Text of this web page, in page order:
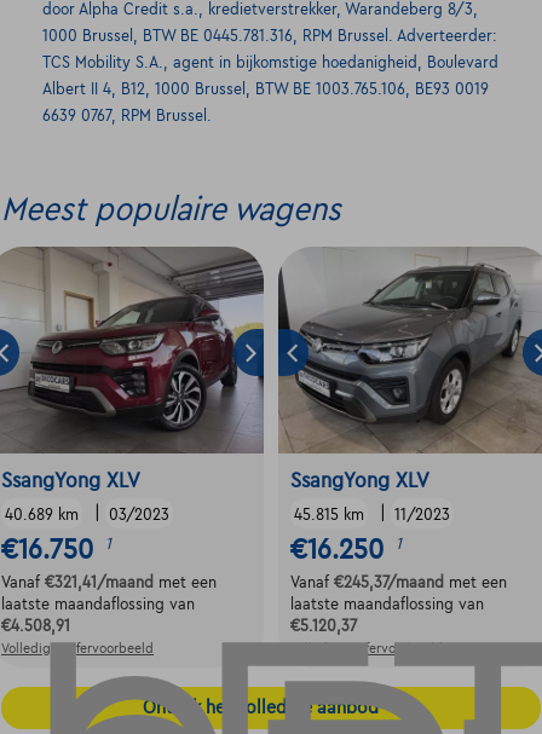
door Alpha Credit s.a., kredietverstrekker, Warandeberg 8/3,
1000 Brussel, BTW BE 0445.781.316, RPM Brussel. Adverteerder:
TCS Mobility S.A., agent in bijkomstige hoedanigheid, Boulevard
Albert II 4, B12, 1000 Brussel, BTW BE 1003.765.106, BE93 0019
6639 0767, RPM Brussel.
Meest populaire wagens
SsangYong XLV
40.689 km 03/2023
€16.750 1
Vanaf €321,41 /maand met een
laatste maandaflossing van
€4.508,91
Volledige cijfervoorbeeld
SsangYong XLV
45.815 km 11/2023
€16.250 1
Vanaf €245,37/maand met een
laatste maandaflossing van
€5.120,37
Volledige cijfervoorbeeld
Ontdek het volledige aanbod